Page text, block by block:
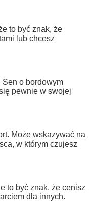
to być znak, że
lub chcesz
o bordowym
pewnie w swojej
Może wskazywać na
w którym czujesz
to być znak, że cenisz
dla innych.